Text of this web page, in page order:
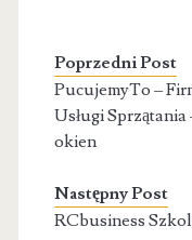
Poprzedni Post
PucujemyTo –
Usługi
okien
Następny Post
RCbusiness